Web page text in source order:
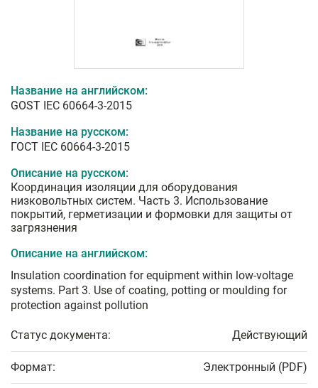
Название на английском:
GOST IEC 60664-3-2015
Название на русском:
ГОСТ IEC 60664-3-2015
Описание на русском:
Координация изоляции для оборудования
низковольтных систем. Часть 3. Использование
покрытий, герметизации и формовки для защиты от
загрязнения
Описание на английском:
Insulation coordination for equipment within low-voltage
systems. Part 3. Use of coating, potting or moulding for
protection against pollution
Статус документа: Действующий
Формат: Электронный (PDF)